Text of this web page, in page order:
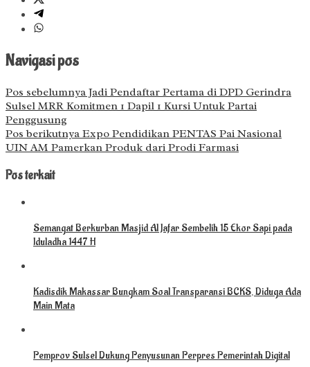
Navigasi pos
Pos sebelumnya Jadi Pendaftar Pertama di DPD Gerindra
Sulsel MRR Komitmen 1 Dapil 1 Kursi Untuk Partai
Penggusung
Pos berikutnya Expo Pendidikan PENTAS Pai Nasional
UIN AM Pamerkan Produk dari Prodi Farmasi
Pos terkait
Semangat Berkurban Masjid Al Jafar Sembelih 15 Ekor Sapi pada
Iduladha 1447 H
Kadisdik Makassar Bungkam Soal Transparansi BCKS, Diduga Ada
Main Mata
Pemprov Sulsel Dukung Penyusunan Perpres Pemerintah Digital